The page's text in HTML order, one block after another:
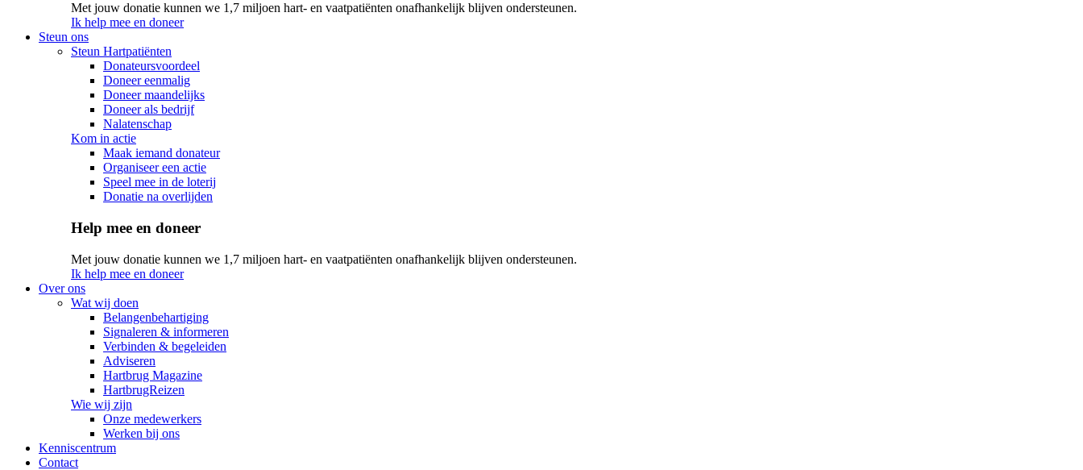
Met jouw donatie kunnen we 1,7 miljoen hart- en vaatpatiënten onafhankelijk blijven ondersteunen.
Ik help mee en doneer
Steun ons
Steun Hartpatiënten
Donateursvoordeel
Doneer eenmalig
Doneer maandelijks
Doneer als bedrijf
Nalatenschap
Kom in actie
Maak iemand donateur
Organiseer een actie
Speel mee in de loterij
Donatie na overlijden
Help mee en doneer
Met jouw donatie kunnen we 1,7 miljoen hart- en vaatpatiënten onafhankelijk blijven ondersteunen.
Ik help mee en doneer
Over ons
Wat wij doen
Belangenbehartiging
Signaleren & informeren
Verbinden & begeleiden
Adviseren
Hartbrug Magazine
HartbrugReizen
Wie wij zijn
Onze medewerkers
Werken bij ons
Kenniscentrum
Contact